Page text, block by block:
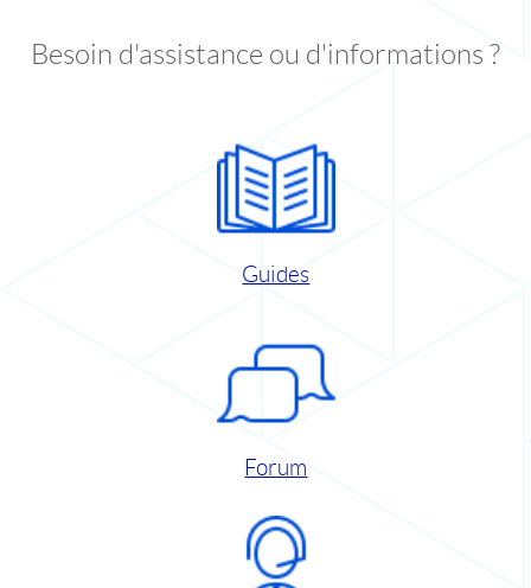
Besoin d'assistance ou d'informations ?
Guides
Forum